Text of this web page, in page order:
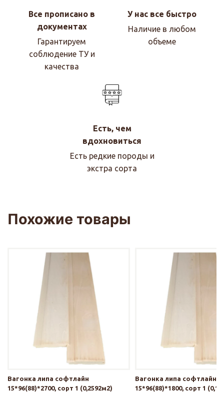
Все прописано в
документах
Гарантируем
соблюдение ТУ и
качества
У нас все быстро
Наличие в любом
объеме
Есть, чем
вдохновиться
Есть редкие породы и
экстра сорта
Похожие товары
Вагонка липа софтлайн
15*96(88)*2700, сорт 1 (0,2592м2)
Вагонка липа софтлайн
15*96(88)*1800, сорт 1